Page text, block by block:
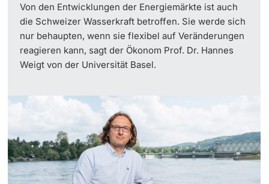
Von den Entwicklungen der Energiemärkte ist auch
die Schweizer Wasserkraft betroffen. Sie werde sich
nur behaupten, wenn sie flexibel auf Veränderungen
reagieren kann, sagt der Ökonom Prof. Dr. Hannes
Weigt von der Universität Basel.